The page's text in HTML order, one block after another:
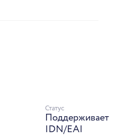
Статус
Поддерживает
IDN/EAI